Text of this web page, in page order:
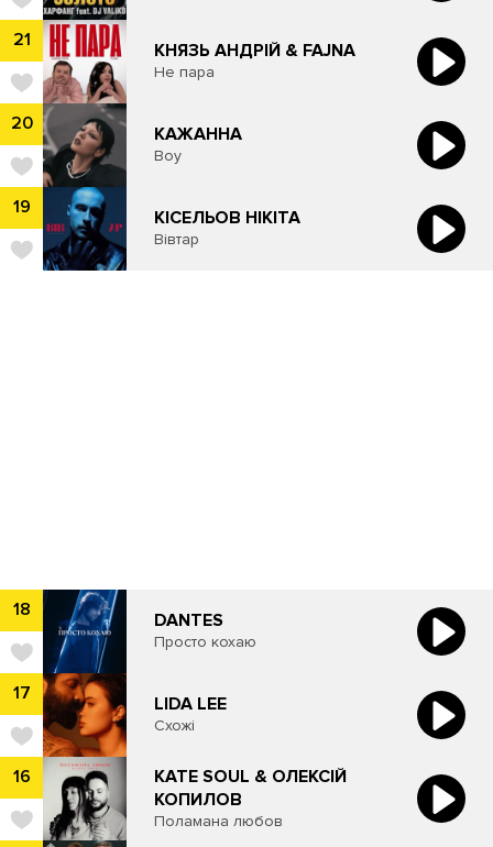
21 КНЯЗЬ АНДРІЙ & FAJNA
Не пара
20 КАЖАННА
Boy
19 КІСЕЛЬОВ НІКІТА
Вівтар
18 DANTES
Просто кохаю
17 LIDA LEE
Схожі
16
KATE SOUL & ОЛЕКСІЙ
КОПИЛОВ
Поламана любов